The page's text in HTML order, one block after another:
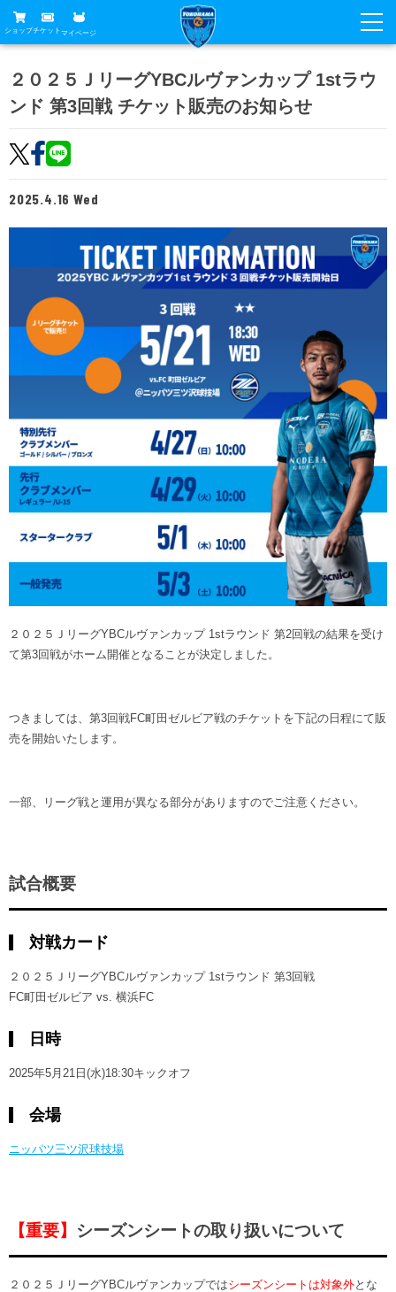
ショップチケット マイページ
グッズ
ホームタウン
トップチーム
アカデミー
試合
試合日程
チケット
チケットガイド
チケット購入方法
販売スケジュール
ニッパツシート
Buy Ticket Here
チーム
選手・スタッフ
スケジュール
練習見学について
観戦ガイド
試合会場アクセス
観戦ルール・マナー
クラブ
クラブ概要
フリ丸のページ
サステナビリティ
ホームタウン活動
横浜FCスポーツクラブ
ニッパツ横浜FCシーガルズ
ゲームスチュワード
ファン
横浜FC公式オンラインショップ
スタータークラブ
スペシャルコンテンツ
育成ビジョン
試合日程・結果
アカデミー選手
アカデミースタッフ
フェニックスクラブ
チアスクール
パートナー
パートナー一覧
あしながドリーム基金
お問い合わせ
お問い合わせ
２０２５ＪリーグYBCルヴァンカップ 1stラウ
ンド 第3回戦 チケット販売のお知らせ
2025.4.16 Wed
２０２５ＪリーグYBCルヴァンカップ 1stラウンド 第2回戦の結果を受け
て第3回戦がホーム開催となることが決定しました。
つきましては、第3回戦FC町田ゼルビア戦のチケットを下記の日程にて販
売を開始いたします。
一部、リーグ戦と運用が異なる部分がありますのでご注意ください。
試合概要
対戦カード
２０２５ＪリーグYBCルヴァンカップ 1stラウンド 第3回戦
FC町田ゼルビア vs. 横浜FC
日時
2025年5月21日(水)18:30キックオフ
会場
ニッパツ三ツ沢球技場
【重要】 シーズンシートの取り扱いについて
２０２５ＪリーグYBCルヴァンカップではシーズンシートは対象外とな